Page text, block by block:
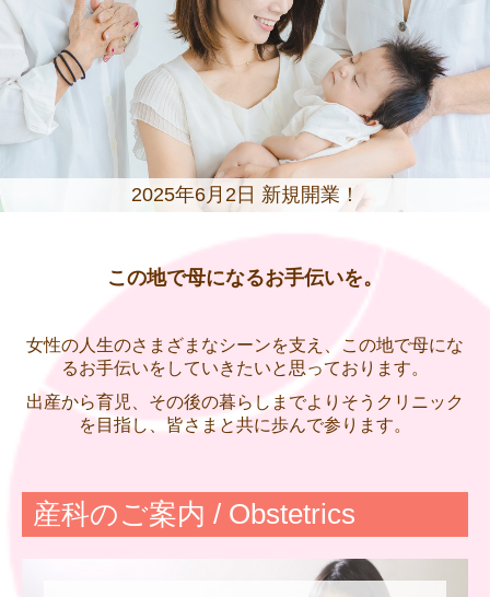
2025年6月2日 新規開業！
この地で母になるお手伝いを。
女性の人生のさまざまなシーンを支え、この地で母にな
るお手伝いをしていきたいと思っております。
出産から育児、その後の暮らしまでよりそうクリニック
を目指し、皆さまと共に歩んで参ります。
産科のご案内 / Obstetrics